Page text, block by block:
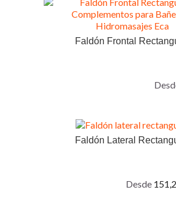
Faldón Frontal
Faldón Lateral
Desde